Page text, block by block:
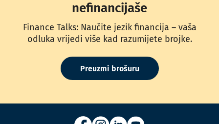
nefinancijaše
Finance Talks: Naučite jezik financija – vaša
odluka vrijedi više kad razumijete brojke.
Preuzmi brošuru